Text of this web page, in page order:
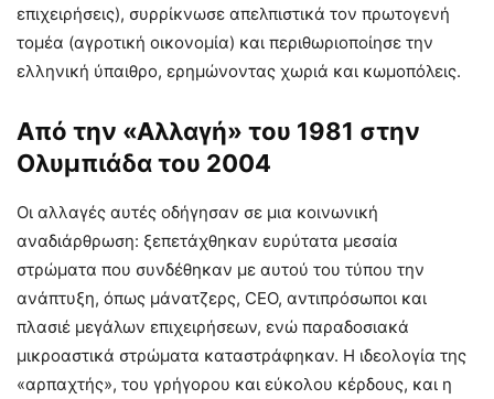
επιχειρήσεις), συρρίκνωσε απελπιστικά τον πρωτογενή
τομέα (αγροτική οικονομία) και περιθωριοποίησε την
ελληνική ύπαιθρο, ερημώνοντας χωριά και κωμοπόλεις.
Από την «Αλλαγή» του 1981 στην
Ολυμπιάδα του 2004
Οι αλλαγές αυτές οδήγησαν σε μια κοινωνική
αναδιάρθρωση: ξεπετάχθηκαν ευρύτατα μεσαία
στρώματα που συνδέθηκαν με αυτού του τύπου την
ανάπτυξη, όπως μάνατζερς, CEO, αντιπρόσωποι και
πλασιέ μεγάλων επιχειρήσεων, ενώ παραδοσιακά
μικροαστικά στρώματα καταστράφηκαν. Η ιδεολογία της
«αρπαχτής», του γρήγορου και εύκολου κέρδους, και η